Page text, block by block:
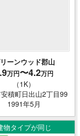
ーンウッド郡山
万円〜4.2万円
（1K）
積町日出山2丁目99
1991年5月
物タイプが同じ